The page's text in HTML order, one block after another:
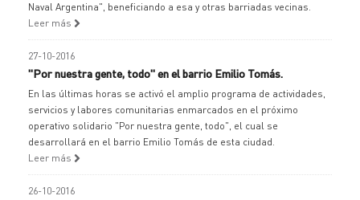
Naval Argentina", beneficiando a esa y otras barriadas vecinas.
Leer más
27-10-2016
"Por nuestra gente, todo" en el barrio Emilio Tomás.
En las últimas horas se activó el amplio programa de actividades,
servicios y labores comunitarias enmarcados en el próximo
operativo solidario "Por nuestra gente, todo", el cual se
desarrollará en el barrio Emilio Tomás de esta ciudad.
Leer más
26-10-2016